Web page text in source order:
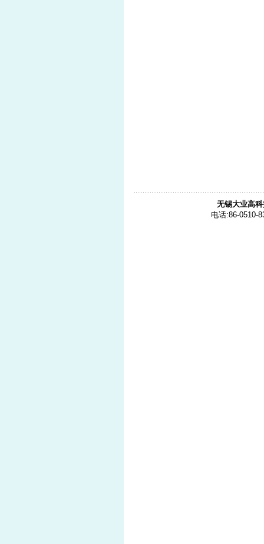
无锡大业高
电话:86-0510-